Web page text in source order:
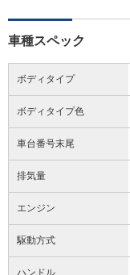
車種スペック
ボディタイプ
ボディタイプ色
車台番号末尾
排気量
エンジン
駆動方式
ハンドル